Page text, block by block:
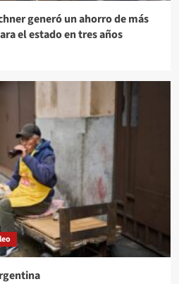
generó un ahorro de más
el estado en tres años